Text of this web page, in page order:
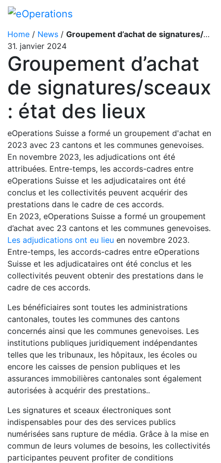
Home / News / Groupement d’achat de signatures/sceaux : état des lieux
31. janvier 2024
Groupement d’achat
de signatures/sceaux
: état des lieux
eOperations Suisse a formé un groupement d'achat en
2023 avec 23 cantons et les communes genevoises.
En novembre 2023, les adjudications ont été
attribuées. Entre-temps, les accords-cadres entre
eOperations Suisse et les adjudicataires ont été
conclus et les collectivités peuvent acquérir des
prestations dans le cadre de ces accords.
En 2023, eOperations Suisse a formé un groupement
d’achat avec 23 cantons et les communes genevoises.
Les adjudications ont eu lieu en novembre 2023.
Entre-temps, les accords-cadres entre eOperations
Suisse et les adjudicataires ont été conclus et les
collectivités peuvent obtenir des prestations dans le
cadre de ces accords.
Les bénéficiaires sont toutes les administrations
cantonales, toutes les communes des cantons
concernés ainsi que les communes genevoises. Les
institutions publiques juridiquement indépendantes
telles que les tribunaux, les hôpitaux, les écoles ou
encore les caisses de pension publiques et les
assurances immobilières cantonales sont également
autorisées à acquérir des prestations..
Les signatures et sceaux électroniques sont
indispensables pour des des services publics
numérisées sans rupture de média. Grâce à la mise en
commun de leurs volumes de besoins, les collectivités
participantes peuvent profiter de conditions